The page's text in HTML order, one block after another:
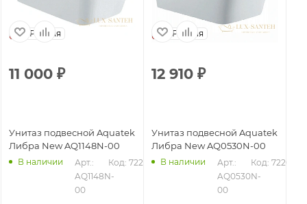
Россия
11 000 ₽
Унитаз подвесной Aquatek
Либра New AQ1148N-00
В наличии
Арт.:
AQ1148N-
00
Код: 72210
Россия
12 910 ₽
Унитаз подвесной Aquatek
Либра New AQ0530N-00
В наличии
Арт.:
AQ0530N-
00
Код: 72209